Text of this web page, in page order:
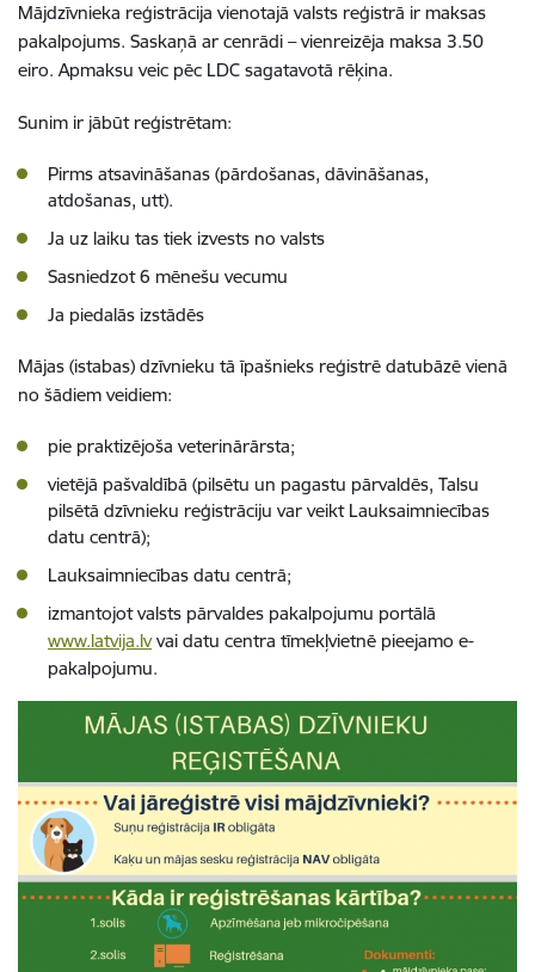
Mājdzīvnieka reģistrācija vienotajā valsts reģistrā ir maksas
pakalpojums. Saskaņā ar cenrādi – vienreizēja maksa 3.50
eiro. Apmaksu veic pēc LDC sagatavotā rēķina.
Sunim ir jābūt reģistrētam:
Pirms atsavināšanas (pārdošanas, dāvināšanas,
atdošanas, utt).
Ja uz laiku tas tiek izvests no valsts
Sasniedzot 6 mēnešu vecumu
Ja piedalās izstādēs
Mājas (istabas) dzīvnieku tā īpašnieks reģistrē datubāzē vienā
no šādiem veidiem:
pie praktizējoša veterinārārsta;
vietējā pašvaldībā (pilsētu un pagastu pārvaldēs, Talsu
pilsētā dzīvnieku reģistrāciju var veikt Lauksaimniecības
datu centrā);
Lauksaimniecības datu centrā;
izmantojot valsts pārvaldes pakalpojumu portālā
www.latvija.lvvai datu centra tīmekļvietnē pieejamo e-
pakalpojumu.